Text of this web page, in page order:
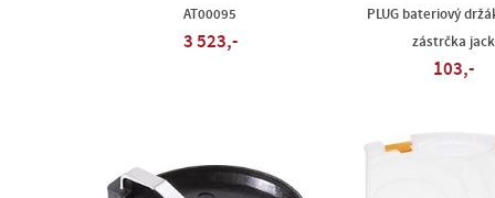
AT00095
3 523,-
PLUG bateriový
zástrčka jack
103,-